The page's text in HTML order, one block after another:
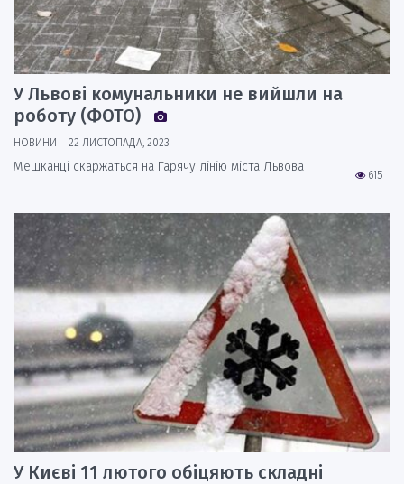
У Львові комунальники не вийшли на
роботу (ФОТО)
НОВИНИ 22 ЛИСТОПАДА, 2023
615
Мешканці скаржаться на Гарячу лінію міста Львова
У Києві 11 лютого обіцяють складні